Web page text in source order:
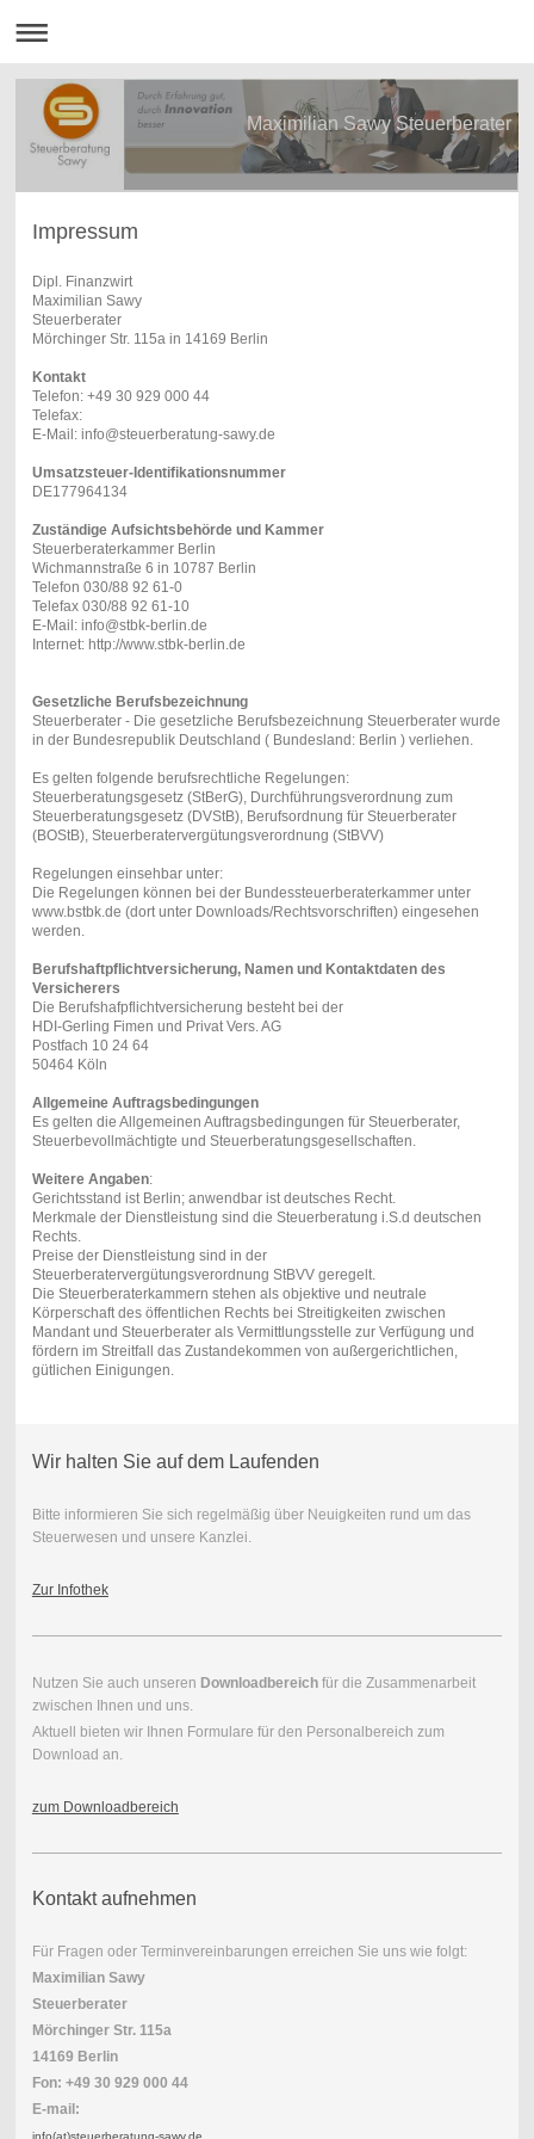
Maximilian Sawy Steuerberater
Impressum
Dipl. Finanzwirt
Maximilian Sawy
Steuerberater
Mörchinger Str. 115a in 14169 Berlin
Kontakt
Telefon: +49 30 929 000 44
Telefax:
E-Mail: info@steuerberatung-sawy.de
Umsatzsteuer-Identifikationsnummer
DE177964134
Zuständige Aufsichtsbehörde und Kammer
Steuerberaterkammer Berlin
Wichmannstraße 6 in 10787 Berlin
Telefon 030/88 92 61-0
Telefax 030/88 92 61-10
E-Mail: info@stbk-berlin.de
Internet: http://www.stbk-berlin.de
Gesetzliche Berufsbezeichnung
Steuerberater - Die gesetzliche Berufsbezeichnung Steuerberater wurde
in der Bundesrepublik Deutschland ( Bundesland: Berlin ) verliehen.
Es gelten folgende berufsrechtliche Regelungen:
Steuerberatungsgesetz (StBerG), Durchführungsverordnung zum
Steuerberatungsgesetz (DVStB), Berufsordnung für Steuerberater
(BOStB), Steuerberatervergütungsverordnung (StBVV)
Regelungen einsehbar unter:
Die Regelungen können bei der Bundessteuerberaterkammer unter
www.bstbk.de (dort unter Downloads/Rechtsvorschriften) eingesehen
werden.
Berufshaftpflichtversicherung, Namen und Kontaktdaten des
Versicherers
Die Berufshafpflichtversicherung besteht bei der
HDI-Gerling Fimen und Privat Vers. AG
Postfach 10 24 64
50464 Köln
Allgemeine Auftragsbedingungen
Es gelten die Allgemeinen Auftragsbedingungen für Steuerberater,
Steuerbevollmächtigte und Steuerberatungsgesellschaften.
Weitere Angaben:
Gerichtsstand ist Berlin; anwendbar ist deutsches Recht.
Merkmale der Dienstleistung sind die Steuerberatung i.S.d deutschen
Rechts.
Preise der Dienstleistung sind in der
Steuerberatervergütungsverordnung StBVV geregelt.
Die Steuerberaterkammern stehen als objektive und neutrale
Körperschaft des öffentlichen Rechts bei Streitigkeiten zwischen
Mandant und Steuerberater als Vermittlungsstelle zur Verfügung und
fördern im Streitfall das Zustandekommen von außergerichtlichen,
gütlichen Einigungen.
Wir halten Sie auf dem Laufenden
Bitte informieren Sie sich regelmäßig über Neuigkeiten rund um das
Steuerwesen und unsere Kanzlei.
Zur Infothek
Nutzen Sie auch unseren Downloadbereichfür die Zusammenarbeit
zwischen Ihnen und uns.
Aktuell bieten wir Ihnen Formulare für den Personalbereich zum
Download an.
zum Downloadbereich
Kontakt aufnehmen
Für Fragen oder Terminvereinbarungen erreichen Sie uns wie folgt:
Maximilian Sawy
Steuerberater
Mörchinger Str. 115a
14169 Berlin
Fon: +49 30 929 000 44
E-mail:
info(at)steuerberatung-sawy.de